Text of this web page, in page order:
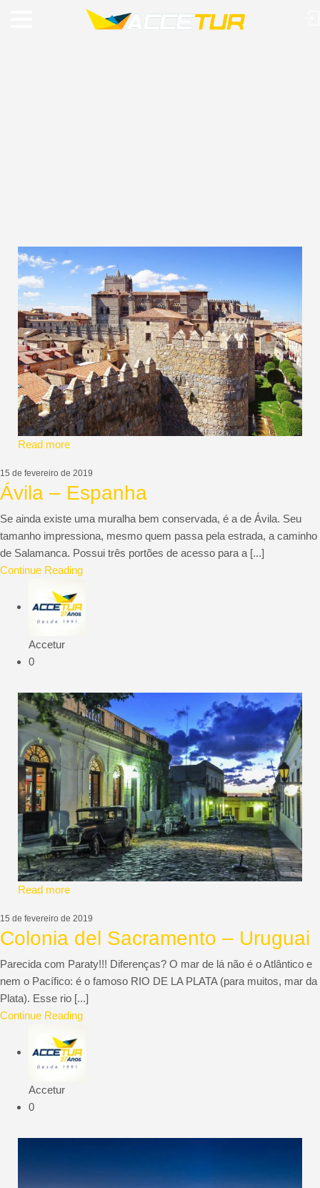
VIAJE O MUNDO COM A
ACCETUR
Read more
15 de fevereiro de 2019
Ávila – Espanha
Se ainda existe uma muralha bem conservada, é a de Ávila. Seu
tamanho impressiona, mesmo quem passa pela estrada, a caminho
de Salamanca. Possui três portões de acesso para a [...]
Continue Reading
Accetur
0
Read more
15 de fevereiro de 2019
Colonia del Sacramento – Uruguai
Parecida com Paraty!!! Diferenças? O mar de lá não é o Atlântico e
nem o Pacífico: é o famoso RIO DE LA PLATA (para muitos, mar da
Plata). Esse rio [...]
Continue Reading
Accetur
0